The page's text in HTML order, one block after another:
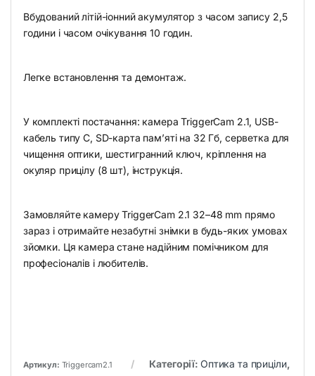
Вбудований літій-іонний акумулятор з часом запису 2,5
години і часом очікування 10 годин.
Легке встановлення та демонтаж.
У комплекті постачання: камера TriggerCam 2.1, USB-
кабель типу C, SD-карта пам’яті на 32 Гб, серветка для
чищення оптики, шестигранний ключ, кріплення на
окуляр прицілу (8 шт), інструкція.
Замовляйте камеру TriggerCam 2.1 32–48 mm прямо
зараз і отримайте незабутні знімки в будь-яких умовах
зйомки. Ця камера стане надійним помічником для
професіоналів і любителів.
Артикул: Triggercam2.1 Категорії: Оптика та приціли,